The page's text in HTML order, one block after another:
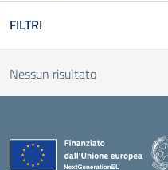
FILTRI
Nessun risultato